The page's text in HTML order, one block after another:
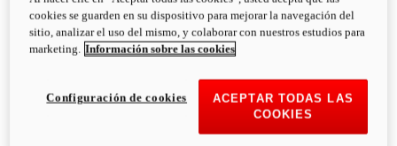
cookies se guarden en su dispositivo para mejorar la navegación del
sitio, analizar el uso del mismo, y colaborar con nuestros estudios para
marketing. Información sobre las cookies
ACEPTAR TODAS LAS
COOKIES
Configuración de cookies